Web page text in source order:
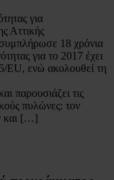
για
Αττικής
18 χρόνια
για το 2017 έχει
EU, ενώ ακολουθεί τη
παρουσιάζει τις
πυλώνες: τον
και […]